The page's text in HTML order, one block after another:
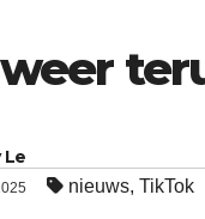
Le
nieuws, TikTok